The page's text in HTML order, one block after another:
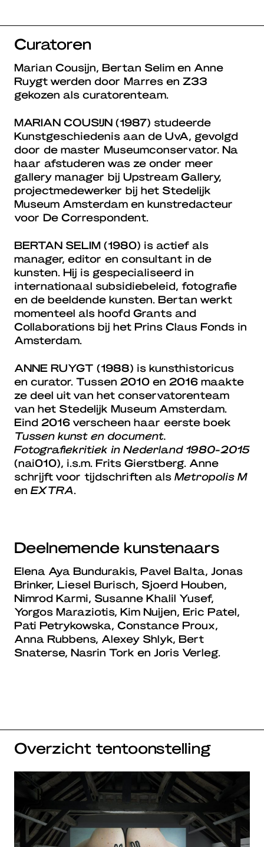
Curatoren
Marian Cousijn, Bertan Selim en Anne
Ruygt werden door Marres en Z33
gekozen als curatorenteam.
MARIAN COUSIJN (1987) studeerde
Kunstgeschiedenis aan de UvA, gevolgd
door de master Museumconservator. Na
haar afstuderen was ze onder meer
gallery manager bij Upstream Gallery,
projectmedewerker bij het Stedelijk
Museum Amsterdam en kunstredacteur
voor De Correspondent.
BERTAN SELIM (1980) is actief als
manager, editor en consultant in de
kunsten. Hij is gespecialiseerd in
internationaal subsidiebeleid, fotografie
en de beeldende kunsten. Bertan werkt
momenteel als hoofd Grants and
Collaborations bij het Prins Claus Fonds in
Amsterdam.
ANNE RUYGT (1988) is kunsthistoricus
en curator. Tussen 2010 en 2016 maakte
ze deel uit van het conservatorenteam
van het Stedelijk Museum Amsterdam.
Eind 2016 verscheen haar eerste boek
Tussen kunst en document.
Fotografiekritiek in Nederland 1980-2015
(nai010), i.s.m. Frits Gierstberg. Anne
schrijft voor tijdschriften als Metropolis M
en EXTRA.
Deelnemende kunstenaars
Elena Aya Bundurakis, Pavel Balta, Jonas
Brinker, Liesel Burisch, Sjoerd Houben,
Nimrod Karmi, Susanne Khalil Yusef,
Yorgos Maraziotis, Kim Nuijen, Eric Patel,
Pati Petrykowska, Constance Proux,
Anna Rubbens, Alexey Shlyk, Bert
Snaterse, Nasrin Tork en Joris Verleg.
Overzicht tentoonstelling